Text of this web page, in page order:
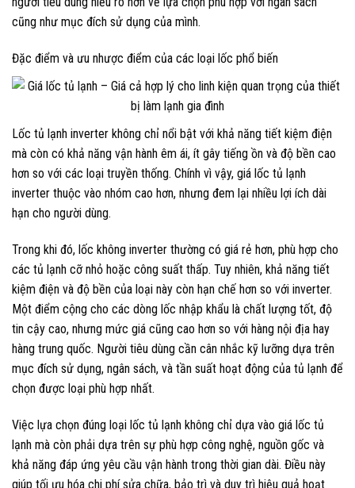
cũng như mục đích sử dụng của mình.
Đặc điểm và ưu nhược điểm của các loại lốc phổ biến
Lốc tủ lạnh inverter không chỉ nổi bật với khả năng tiết kiệm điện
mà còn có khả năng vận hành êm ái, ít gây tiếng ồn và độ bền cao
hơn so với các loại truyền thống. Chính vì vậy, giá lốc tủ lạnh
inverter thuộc vào nhóm cao hơn, nhưng đem lại nhiều lợi ích dài
hạn cho người dùng.
Trong khi đó, lốc không inverter thường có giá rẻ hơn, phù hợp cho
các tủ lạnh cỡ nhỏ hoặc công suất thấp. Tuy nhiên, khả năng tiết
kiệm điện và độ bền của loại này còn hạn chế hơn so với inverter.
Một điểm cộng cho các dòng lốc nhập khẩu là chất lượng tốt, độ
tin cậy cao, nhưng mức giá cũng cao hơn so với hàng nội địa hay
hàng trung quốc. Người tiêu dùng cần cân nhắc kỹ lưỡng dựa trên
mục đích sử dụng, ngân sách, và tần suất hoạt động của tủ lạnh để
chọn được loại phù hợp nhất.
Việc lựa chọn đúng loại lốc tủ lạnh không chỉ dựa vào giá lốc tủ
lạnh mà còn phải dựa trên sự phù hợp công nghệ, nguồn gốc và
khả năng đáp ứng yêu cầu vận hành trong thời gian dài. Điều này
giúp tối ưu hóa chi phí sửa chữa, bảo trì và duy trì hiệu quả hoạt